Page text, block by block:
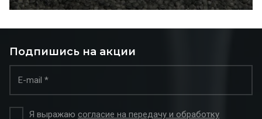
Подпишись на акции
Я выражаю согласие на передачу и обработку